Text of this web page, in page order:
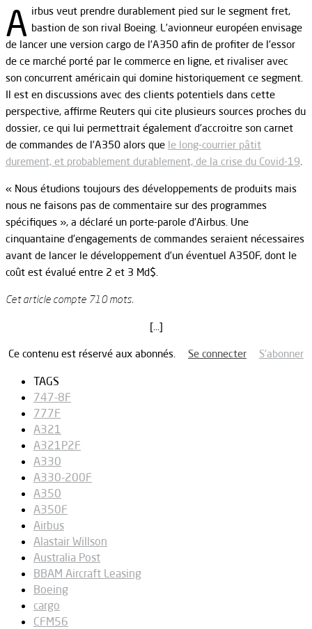
A irbus veut prendre durablement pied sur le segment fret,
bastion de son rival Boeing. L’avionneur européen envisage
de lancer une version cargo de l’A350 afin de profiter de l’essor
de ce marché porté par le commerce en ligne, et rivaliser avec
son concurrent américain qui domine historiquement ce segment.
Il est en discussions avec des clients potentiels dans cette
perspective, affirme Reuters qui cite plusieurs sources proches du
dossier, ce qui lui permettrait également d’accroitre son carnet
de commandes de l’A350 alors que le long-courrier pâtit
durement, et probablement durablement, de la crise du Covid-19
« Nous étudions toujours des développements de produits mais
nous ne faisons pas de commentaire sur des programmes
spécifiques », a déclaré un porte-parole d’Airbus. Une
cinquantaine d’engagements de commandes seraient nécessaires
avant de lancer le développement d’un éventuel A350F, dont le
coût est évalué entre 2 et 3 Md$.
Cet article compte 710 mots.
[…]
Ce contenu est réservé aux abonnés. Se connecter S’abonner
TAGS
747-8F
777F
A321
A321P2F
A330
A330-200F
A350
A350F
Airbus
Alastair Willson
Australia Post
BBAM Aircraft Leasing
Boeing
cargo
CFM56